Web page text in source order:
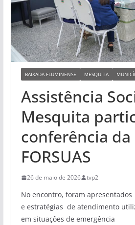
BAIXADA FLUMINENSE MESQUITA
Assistência
Mesquita
conferência da
FORSUAS
26 de maio de 2026 tvp2
No encontro, foram
e estratégias de atendimento
em situações de emergência